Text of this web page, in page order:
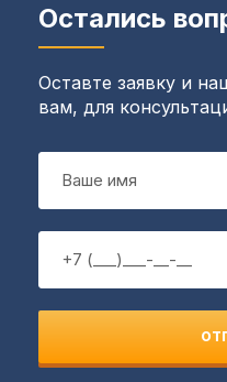
Остались
Оставте заявку и
вам, для